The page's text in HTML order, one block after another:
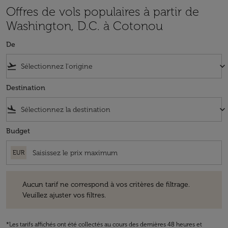
Offres de vols populaires à partir de
Washington, D.C. à Cotonou
De
flight_takeoff keyboard_arrow_down
Destination
flight_land keyboard_arrow_down
Budget
EUR
Aucun tarif ne correspond à vos critères de filtrage.
Veuillez ajuster vos filtres.
*Les tarifs affichés ont été collectés au cours des dernières 48 heures et